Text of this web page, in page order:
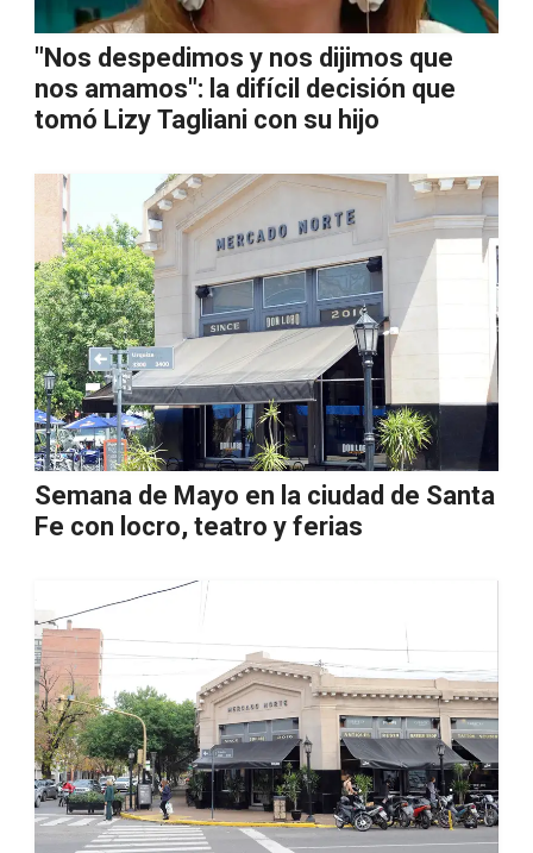
"Nos despedimos y nos dijimos que
nos amamos": la difícil decisión que
tomó Lizy Tagliani con su hijo
Semana de Mayo en la ciudad de Santa
Fe con locro, teatro y ferias